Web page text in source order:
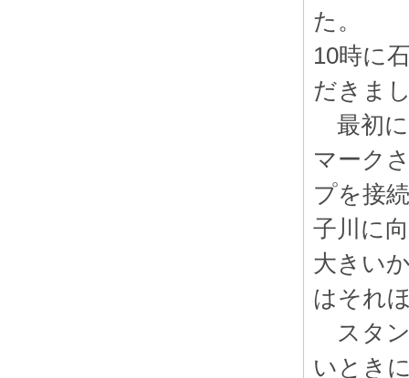
た。
10時に
だきま
最初に
マーク
プを接
子川に
大きい
はそれ
スタン
いとき